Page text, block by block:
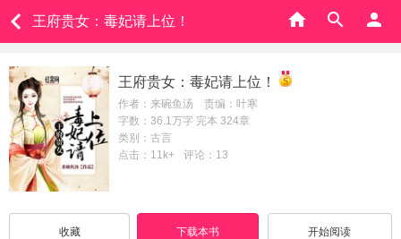
王府贵女：毒妃请上位！
王府贵女：毒妃请上位！
作者：来碗鱼汤 责编：叶寒
字数：36.1万字 完本 324章
类别：古言
点击：11k+
评论：13
收藏 下载本书 开始阅读